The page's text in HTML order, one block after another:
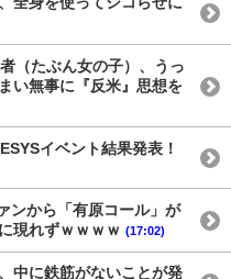
（たぶん女の子）、うっ
い無事に『反米』思想を
イベント結果発表！
ンから「有原コール」が
現れずｗｗｗｗ (17:02)
中に鉄筋がないことが発